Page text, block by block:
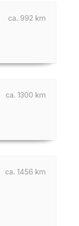
ca. 992 km
ca. 1300 km
ca. 1456 km